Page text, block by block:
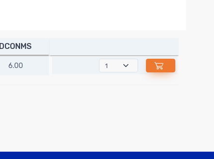
DCONMS
6.00